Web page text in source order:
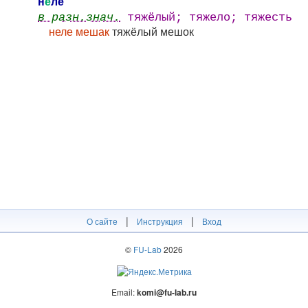
в разн.знач. тяжёлый; тяжело; тяжесть
неле мешактяжёлый мешок
О сайте | Инструкция | Вход
© FU-Lab2026
Email:komi@fu-lab.ru